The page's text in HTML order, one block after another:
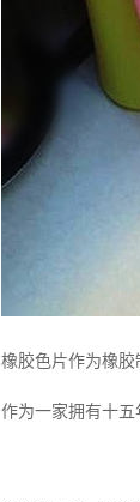
橡胶色片作为橡胶
作为一家拥有十五